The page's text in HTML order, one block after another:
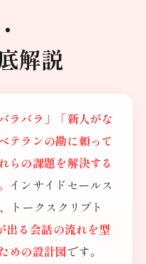
解説
ラバラ」「新人がな
テランの勘に頼って
の課題を解決する
インサイドセールス
トークスクリプト
出る会話の流れを型
めの設計図です。